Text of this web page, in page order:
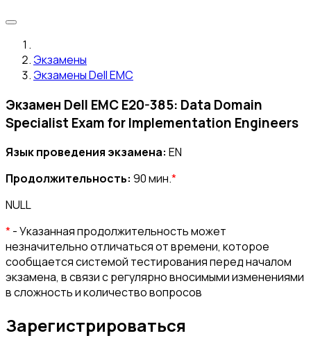
Экзамены
Экзамены Dell EMC
Экзамен Dell EMC E20-385: Data Domain
Specialist Exam for Implementation Engineers
Язык проведения экзамена: EN
Продолжительность: 90 мин.*
NULL
*- Указанная продолжительность может
незначительно отличаться от времени, которое
сообщается системой тестирования перед началом
экзамена, в связи с регулярно вносимыми изменениями
в сложность и количество вопросов
Зарегистрироваться